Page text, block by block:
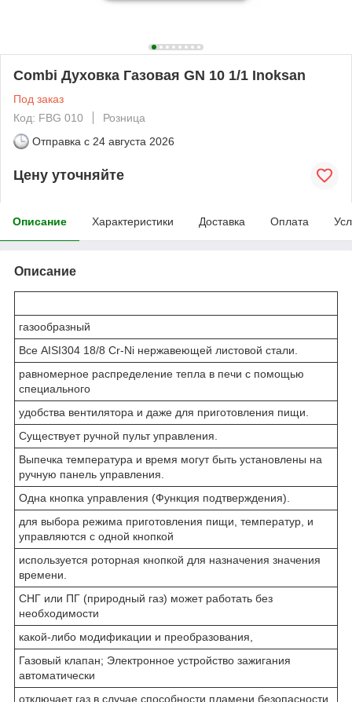
Combi Духовка Газовая GN 10 1/1 Inoksan
Под заказ
Код: FBG 010
Розница
Отправка с 24 августа 2026
Цену уточняйте
Описание Характеристики Доставка Оплата
Описание
газообразный
Все AISI304 18/8 Cr-Ni нержавеющей листовой стали.
равномерное распределение тепла в печи с помощью
специального
удобства вентилятора и даже для приготовления пищи.
Существует ручной пульт управления.
Выпечка температура и время могут быть установлены на
ручную панель управления.
Одна кнопка управления (Функция подтверждения).
для выбора режима приготовления пищи, температур, и
управляются с одной кнопкой
используется роторная кнопкой для назначения значения
времени.
СНГ или ПГ (природный газ) может работать без
необходимости
какой-либо модификации и преобразования,
Газовый клапан; Электронное устройство зажигания
автоматически
отключает газ в случае способности пламени безопасности